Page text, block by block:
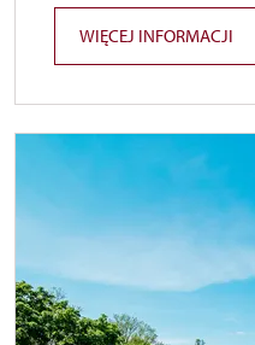
WIĘCEJ INFORMACJI